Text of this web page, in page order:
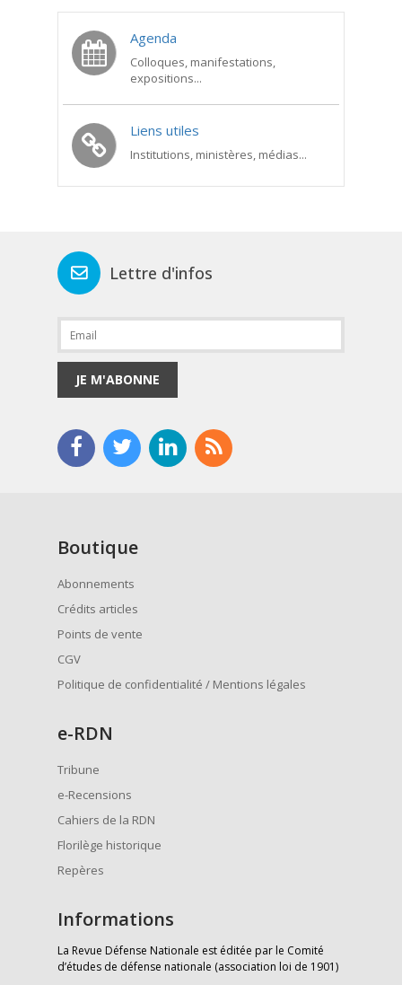
Agenda
Colloques, manifestations,
expositions...
Liens utiles
Institutions, ministères, médias...
Lettre d'infos
JE M'ABONNE
Boutique
Abonnements
Crédits articles
Points de vente
CGV
Politique de confidentialité / Mentions légales
e-RDN
Tribune
e-Recensions
Cahiers de la RDN
Florilège historique
Repères
Informations
La Revue Défense Nationale est éditée par le Comité
d’études de défense nationale (association loi de 1901)